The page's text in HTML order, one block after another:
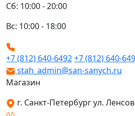
Сб: 10:00 - 20:00
Вс: 10:00 - 18:00
+7 (812) 640-6492+7 (812) 640-
stah_admin@san-sanych.ru
Магазин
г. Санкт-Петербург ул.